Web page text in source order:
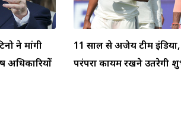
ने मांगी
अधिकारियों
11 साल से अजेय टीम
परंपरा कायम रखने उतरेगी